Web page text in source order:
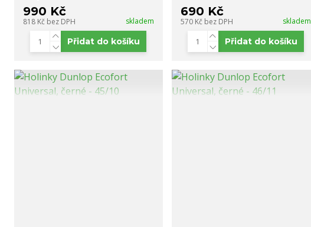
990 Kč
818 Kč bez DPH skladem
Přidat do košíku
690 Kč
570 Kč bez DPH skladem
Přidat do košíku